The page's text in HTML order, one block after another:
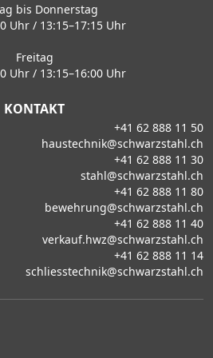
bis Donnerstag
Uhr / 13:15–17:15 Uhr
Freitag
Uhr / 13:15–16:00 Uhr
KONTAKT
+41 62 888 11 50
haustechnik@schwarzstahl.ch
+41 62 888 11 30
stahl@schwarzstahl.ch
+41 62 888 11 80
bewehrung@schwarzstahl.ch
+41 62 888 11 40
verkauf.hwz@schwarzstahl.ch
+41 62 888 11 14
schliesstechnik@schwarzstahl.ch